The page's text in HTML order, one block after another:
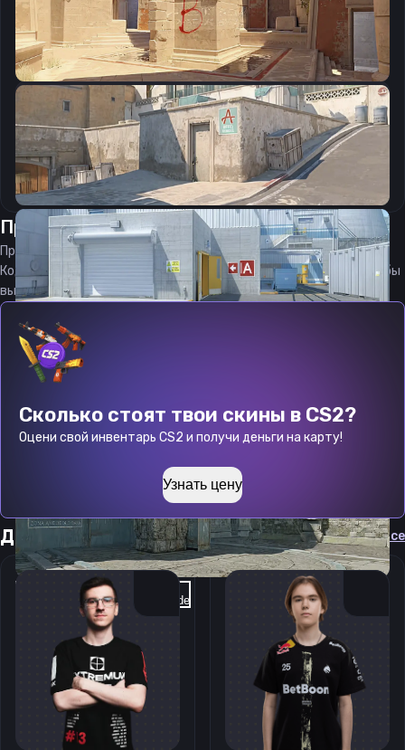
Previous slide Next slide
CSGO-ydkYz-ea9hM-VAonQ-PHqBx-sbK5O
Скопировать
Прицелфлирот08.08.2026
Прицел fleer является актуальным на
08.08.2026
Код прицела
CS 2 стараемся еженедельно обновлять, чтобы
вы могли играть с актуальными настройками игрока.
Сколько стоят твои скины в CS2?
Оцени свой инвентарь CS2 и получи деньги на карту!
Узнать цену
Другие прицелы Cмотреть все